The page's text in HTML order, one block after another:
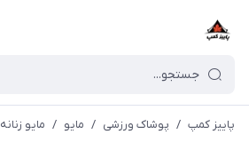
پاییز کمپ / پوشاک ورزشی / مايو / مایو زنانه